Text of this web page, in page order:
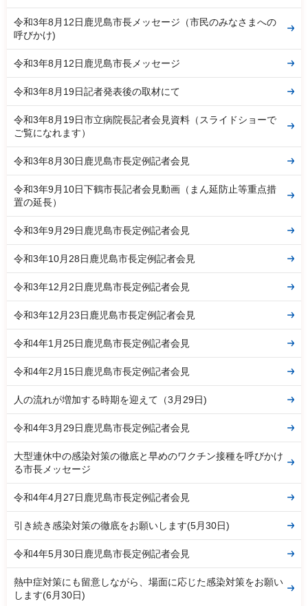
令和3年8月12日鹿児島市長メッセージ（市民のみなさまへの
呼びかけ)
令和3年8月12日鹿児島市長メッセージ
令和3年8月19日記者発表後の取材にて
令和3年8月19日市立病院長記者会見資料（スライドショーで
ご覧になれます）
令和3年8月30日鹿児島市長定例記者会見
令和3年9月10日下鶴市長記者会見動画（まん延防止等重点措
置の延長）
令和3年9月29日鹿児島市長定例記者会見
令和3年10月28日鹿児島市長定例記者会見
令和3年12月2日鹿児島市長定例記者会見
令和3年12月23日鹿児島市長定例記者会見
令和4年1月25日鹿児島市長定例記者会見
令和4年2月15日鹿児島市長定例記者会見
人の流れが増加する時期を迎えて（3月29日)
令和4年3月29日鹿児島市長定例記者会見
大型連休中の感染対策の徹底と早めのワクチン接種を呼びかけ
る市長メッセージ
令和4年4月27日鹿児島市長定例記者会見
引き続き感染対策の徹底をお願いします(5月30日)
令和4年5月30日鹿児島市長定例記者会見
熱中症対策にも留意しながら、場面に応じた感染対策をお願い
します(6月30日)